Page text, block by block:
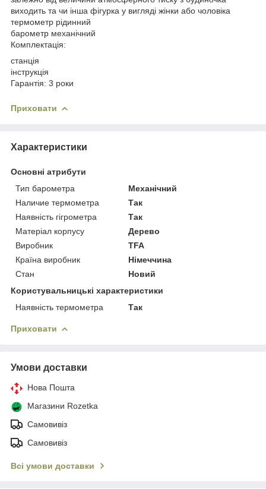
виходить та чи інша фігурка у вигляді жінки або чоловіка
термометр рідинний
барометр механічний
Комплектація:
станція
інструкція
Гарантія: 3 роки
Приховати
Характеристики
Основні атрибути
Тип барометра
Механічний
Наличие термометра
Так
Наявність гігрометра
Так
Матеріал корпусу
Дерево
Виробник
TFA
Країна виробник
Німеччина
Стан
Новий
Користувальницькі характеристики
Наявність термометра
Так
Приховати
Умови доставки
Нова Пошта
Магазини Rozetka
Самовивіз
Самовивіз
Всі умови доставки